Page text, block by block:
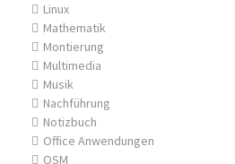
Linux
Mathematik
Montierung
Multimedia
Musik
Nachführung
Notizbuch
Office Anwendungen
OSM